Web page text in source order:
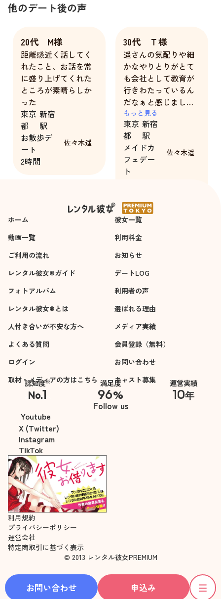
お問い合わせ 申込み
他のデート後の声
20代 M様
距離感近く話してく
れたこと、お話を常
に盛り上げてくれた
ところが素晴らしか
った
東京
都
新宿
駅
お散歩デ
ート
2時間
佐々木遥
30代 Ｔ様
遥さんの気配りや細
かなやりとりがとて
も会社として教育が
行きわたっているん
だなぁと感じまし
た。
本当に一緒にいる時
間は自分の彼女だと
思わせて頂ける所に
感動しました。キャ
スト様の努力なども
今度も是非近いうち
に利用したいと思い
ました。
ありがとうございま
す。
もっと見る
東京
都
新宿
駅
メイドカ
フェデー
ト
佐々木遥
ホーム
彼女一覧
動画一覧
利用料金
ご利用の流れ
お知らせ
レンタル彼女®ガイド
デートLOG
フォトアルバム
利用者の声
レンタル彼女®とは
選ばれる理由
人付き合いが不安な方へ
メディア実績
よくある質問
会員登録（無料）
ログイン
お問い合わせ
取材・メディアの方はこちら
キャスト募集
認知度※
No.1
※自社調べ
満足度
96%
運営実績
10年
Follow us
Youtube
X (Twitter)
Instagram
TikTok
利用規約
プライバシーポリシー
運営会社
特定商取引に基づく表示
© 2013 レンタル彼女PREMIUM